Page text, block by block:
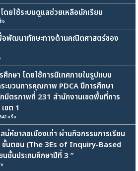
โดยใช้ระบบดูแลช่วยเหลือนักเรียน
ง
อพัฒนาทักษะทางด้านคณิตศาสตร์ของ
ษา โดยใช้การนิเทศภายในรูปแบบ
ะบวนการคุณภาพ PDCA ปีการศึกษา
มิตรภาพที่ 231 สำนักงานเขตพื้นที่การ
ขต 1
ครั้ง
น่ห์ยาลอเมืองเก่า ผ่านกิจกรรมการเรียน
ขั้นตอน (The 3Es of Inquiry-Based
ชั้นประถมศึกษาปีที่ 3 ”